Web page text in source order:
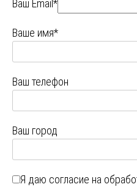
Ваш Email*
Ваше имя*
Ваш телефон
Ваш город
Я даю согласие на